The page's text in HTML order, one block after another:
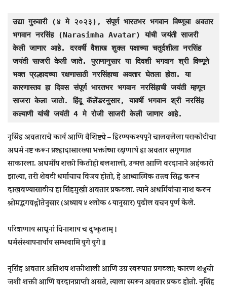
उद्या गुरुवारी (४ मे २०२३), संपूर्ण भारतभर भगवान विष्णूचा अवतार
भगवान नरसिंह (Narasimha Avatar) यांची जयंती साजरी
केली जाणार आहे. दरवर्षी वैशाख शुक्ल पक्षाच्या चतुर्दशीला नरसिंह
जयंती साजरी केली जाते. पुराणानुसार या दिवशी भगवान श्री विष्णूने
भक्त प्रल्हादच्या रक्षणासाठी नरसिंहाचा अवतार घेतला होता. या
कारणास्तव हा दिवस संपूर्ण भारतभर भगवान नरसिंहाची जयंती म्हणून
साजरा केला जातो. हिंदू कॅलेंडरनुसार, यावर्षी भगवान श्री नरसिंह
कल्याणी यांची जयंती 4 मे रोजी साजरी केली जाणार आहे.
नृसिंह अवताराचे कार्य आणि वैशिष्ट्ये – हिरण्यकश्यपूने चालवलेला पराकोटीचा
अधर्म नष्ट करून प्रल्हादासारख्या भक्तांच्या रक्षणार्थ हा अवतार सगुणात
साकारला. अधर्मीय शक्ती कितीही बलशाली, उन्मत्त आणि वरदानाने अहंकारी
झाल्या, तरी शेवटी धर्माचाच विजय होतो, हे आध्यात्मिक तत्त्व सिद्ध करून
दाखवण्यासाठीच हा सिंहमुखी अवतार प्रकटला. त्याने अधर्मियांचा नाश करून
श्रीमद्भगवद्गीतेनुसार (अध्याय ४ श्‍लोक ८ यानुसार) पुढील वचन पूर्ण केले.
परित्राणाय साधूनां विनाशाय च दुष्कृताम् ।
धर्मसंस्थापनार्थाय सम्भवामि युगे युगे ॥
नृसिंह अवतार अतिशय शक्तीशाली आणि उग्र स्वरूपात प्रगटला; कारण शत्रूची
जशी शक्ती आणि वरदानप्राप्ती असते, त्याला स्मरून अवतार प्रकट होतो. नृसिंह